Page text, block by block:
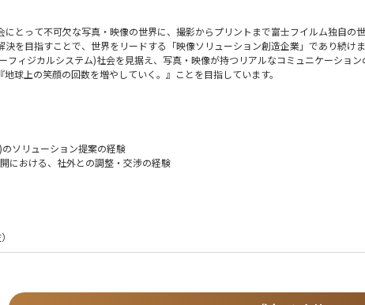
とって不可欠な写真・映像の世界に、撮影からプリントまで富士フイルム独自の
を目指すことで、世界をリードする「映像ソリューション創造企業」であり続けま
フィジカルシステム)社会を見据え、写真・映像が持つリアルなコミュニケーショ
球上の笑顔の回数を増やしていく。』ことを目指しています。
タルカメラやチェキなどの好調を背景に新たな柱となる新規ビジネスも手掛け
があります。更なる成長を実現するために営業人材の強化を進めています。
いて、開発/営業技術/業務委託先等の関連部門と連携し、ビジネス拡大に繋がる以
構築、および遂行管理
ソリューション事業は、映像業界をリードしてきた高い技術力を背景に、様々な
のダイナミズムを、臨場感を持って体感することができます。
な仕事に取り組むことが可能です。
ソリューション提案の経験
における、社外との調整・交渉の経験
事業企画経験
(事業損益管理/マーケティング/開発部門等)
市場動向調査スキル
る知識や興味がある方